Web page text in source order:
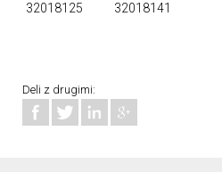
32018125
32018141
Deli z drugimi: